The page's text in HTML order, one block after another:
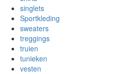
singlets
Sportkleding
sweaters
treggings
truien
tunieken
vesten